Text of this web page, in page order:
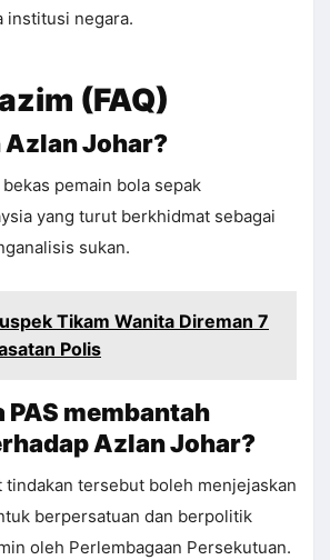
institusi negara.
(FAQ)
Azlan Johar?
pemain bola sepak
yang turut berkhidmat sebagai
sukan.
Tikam Wanita Direman 7
Polis
PAS membantah
Azlan Johar?
tindakan tersebut boleh menjejaskan
berpersatuan dan berpolitik
oleh Perlembagaan Persekutuan.